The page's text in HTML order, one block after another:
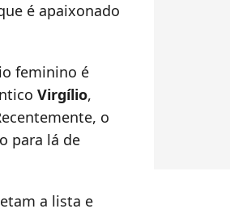
é apaixonado
feminino é
Virgílio,
o
para lá de
a lista e